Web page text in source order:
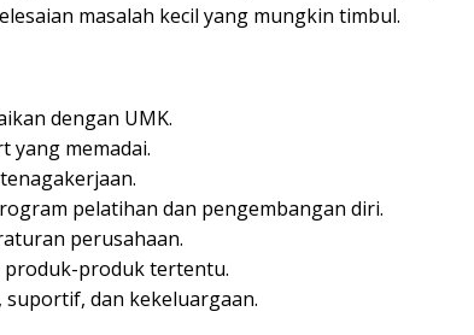
masalah kecil yang mungkin timbul.
dengan UMK.
yang memadai.
pelatihan dan pengembangan diri.
perusahaan.
produk-produk tertentu.
dan kekeluargaan.